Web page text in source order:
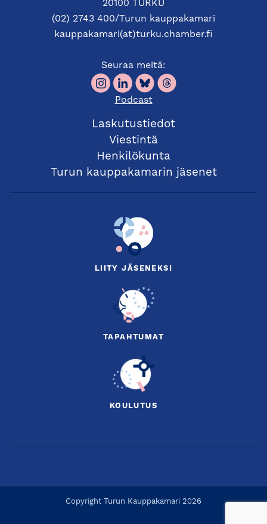
20100 TURKU
(02) 2743 400/Turun kauppakamari
kauppakamari(at)turku.chamber.fi
Seuraa meitä:
Podcast
Laskutustiedot
Viestintä
Henkilökunta
Turun kauppakamarin jäsenet
LIITY JÄSENEKSI
TAPAHTUMAT
KOULUTUS
Copyright Turun Kauppakamari 2026